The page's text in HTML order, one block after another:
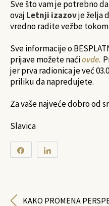
Sve što vam je potrebno
ovaj Letnji izazovje želja
vredno radite vežbe
Sve informacije o
prijave možete naćiovde.
jer prva radionica je već
priliku da napredujete.
Za vaše najveće dobro od
Slavica
Share
KAKO PROMENA